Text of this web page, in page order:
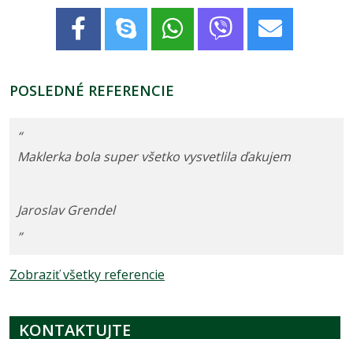
POSLEDNÉ REFERENCIE
“
Maklerka bola super všetko vysvetlila ďakujem
Jaroslav Grendel
”
Zobraziť všetky referencie
KONTAKTUJTE